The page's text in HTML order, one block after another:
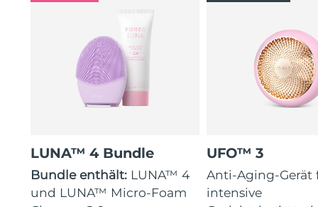
LUNA™ 4 Bundle
Bundle enthält: LUNA™ 4
und LUNA™ Micro-Foam
UFO™ 3
Anti-Aging-Gerät
intensive